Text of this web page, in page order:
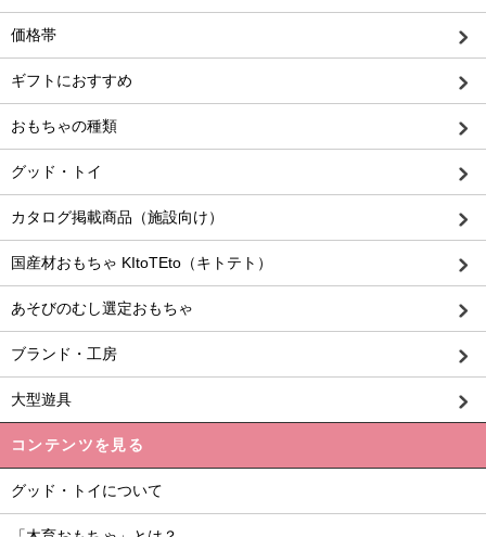
価格帯
ギフトにおすすめ
おもちゃの種類
グッド・トイ
カタログ掲載商品（施設向け）
国産材おもちゃ KItoTEto（キトテト）
あそびのむし選定おもちゃ
ブランド・工房
大型遊具
コンテンツを見る
グッド・トイについて